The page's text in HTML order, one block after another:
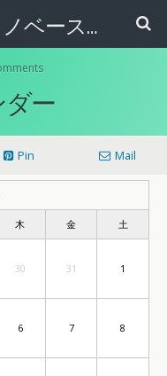
少年野球教室 ユメノベースボールクラブ(オフィシャルサイト)【愛知・名古屋市・岐阜】
ー
Pin Mail
木 金 土
30 31 1
6 7 8